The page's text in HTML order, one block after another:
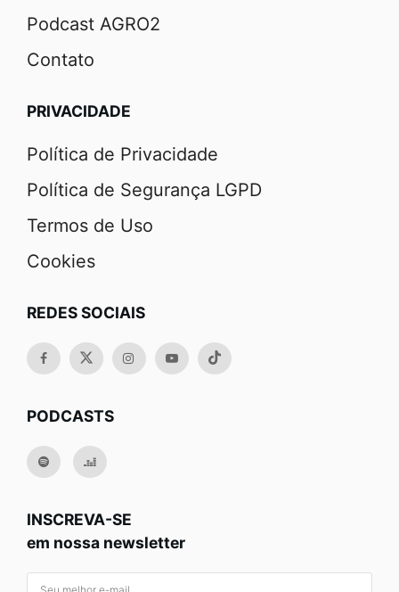
Podcast AGRO2
Contato
PRIVACIDADE
Política de Privacidade
Política de Segurança LGPD
Termos de Uso
Cookies
REDES SOCIAIS
PODCASTS
INSCREVA-SE
em nossa newsletter